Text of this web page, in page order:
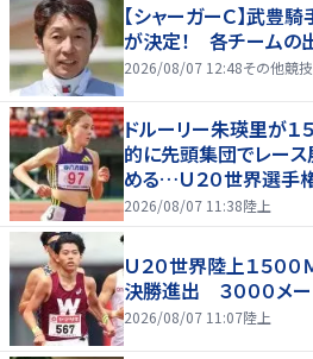
【シャーガーＣ】武豊
が決定！ 各チームの
2026/08/07 12:48その他競技
ドルーリー朱瑛里が
的に先頭集団でレー
める…Ｕ２０世界選手
2026/08/07 11:38陸上
Ｕ２０世界陸上１５０
決勝進出 ３０００メ
2026/08/07 11:07陸上